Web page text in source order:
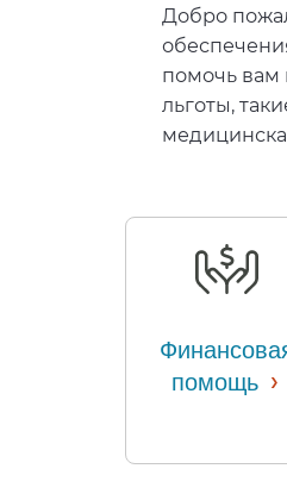
Добро
помочь вам
льготы,
помощь ›